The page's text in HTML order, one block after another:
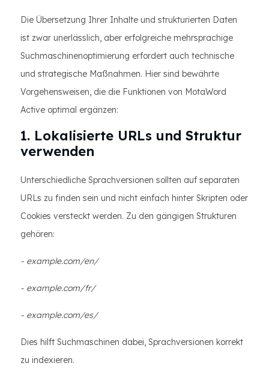
Die Übersetzung Ihrer Inhalte und strukturierten Daten
ist zwar unerlässlich, aber erfolgreiche mehrsprachige
Suchmaschinenoptimierung erfordert auch technische
und strategische Maßnahmen. Hier sind bewährte
Vorgehensweisen, die die Funktionen von MotaWord
Active optimal ergänzen:
1. Lokalisierte URLs und Struktur
verwenden
Unterschiedliche Sprachversionen sollten auf separaten
URLs zu finden sein und nicht einfach hinter Skripten oder
Cookies versteckt werden. Zu den gängigen Strukturen
gehören:
- example.com/en/
- example.com/fr/
- example.com/es/
Dies hilft Suchmaschinen dabei, Sprachversionen korrekt
zu indexieren.